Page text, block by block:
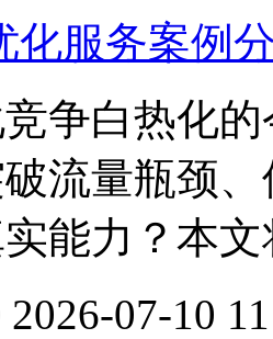
化服务案例
争白热化
流量瓶颈
能力？本文
07-10